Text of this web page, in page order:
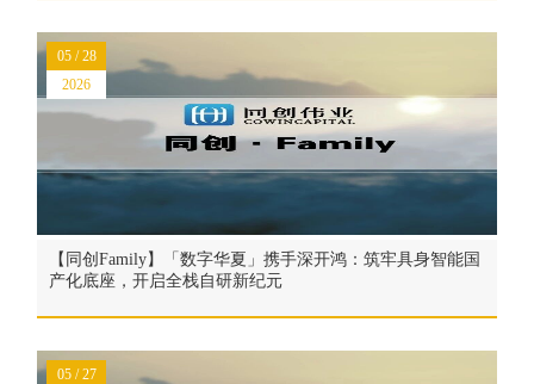
【同创Family】「数字华夏」携手深开鸿：筑牢具身智能国
产化底座，开启全栈自研新纪元
05 / 28
2026
05 / 27